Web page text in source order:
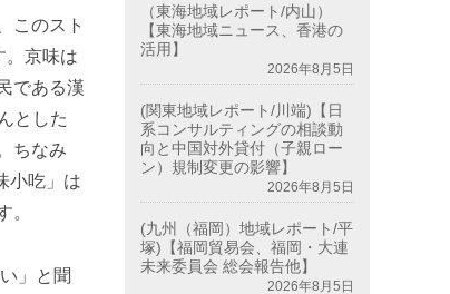
このスト
。京味は
である漢
とした
ちなみ
小吃」は
。
」と聞
（東海地域レポート/内山）
【東海地域ニュース、香港の
活用】
2026年8月5日
(関東地域レポート/川端)【日
系コンサルティングの相談動
向と中国対外貸付（子親ロー
ン）規制変更の影響】
2026年8月5日
(九州（福岡）地域レポート/平
塚)【福岡貿易会、福岡・大連
未来委員会 総会報告他】
2026年8月5日